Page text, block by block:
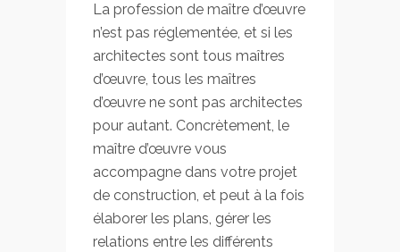
La profession de maître d’œuvre
n’est pas réglementée, et si les
architectes sont tous maîtres
d’œuvre, tous les maîtres
d’œuvre ne sont pas architectes
pour autant. Concrètement, le
maître d’œuvre vous
accompagne dans votre projet
de construction, et peut à la fois
élaborer les plans, gérer les
relations entre les différents